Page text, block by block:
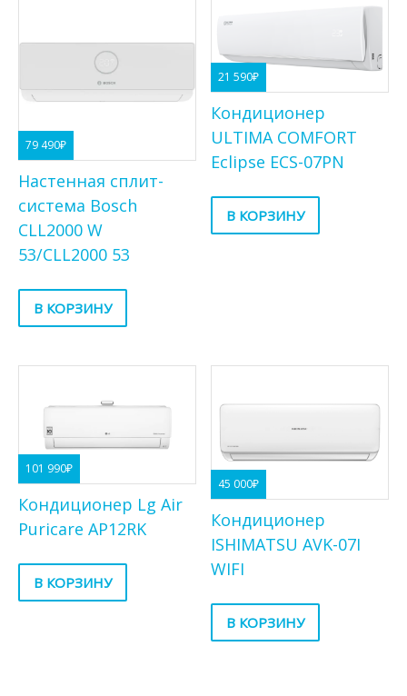
79 490₽
Настенная сплит-
система Bosch
CLL2000 W
53/CLL2000 53
В КОРЗИНУ
21 590₽
Кондиционер
ULTIMA COMFORT
Eclipse ECS-07PN
В КОРЗИНУ
101 990₽
Кондиционер Lg Air
Puricare AP12RK
В КОРЗИНУ
45 000₽
Кондиционер
ISHIMATSU AVK-07I
WIFI
В КОРЗИНУ